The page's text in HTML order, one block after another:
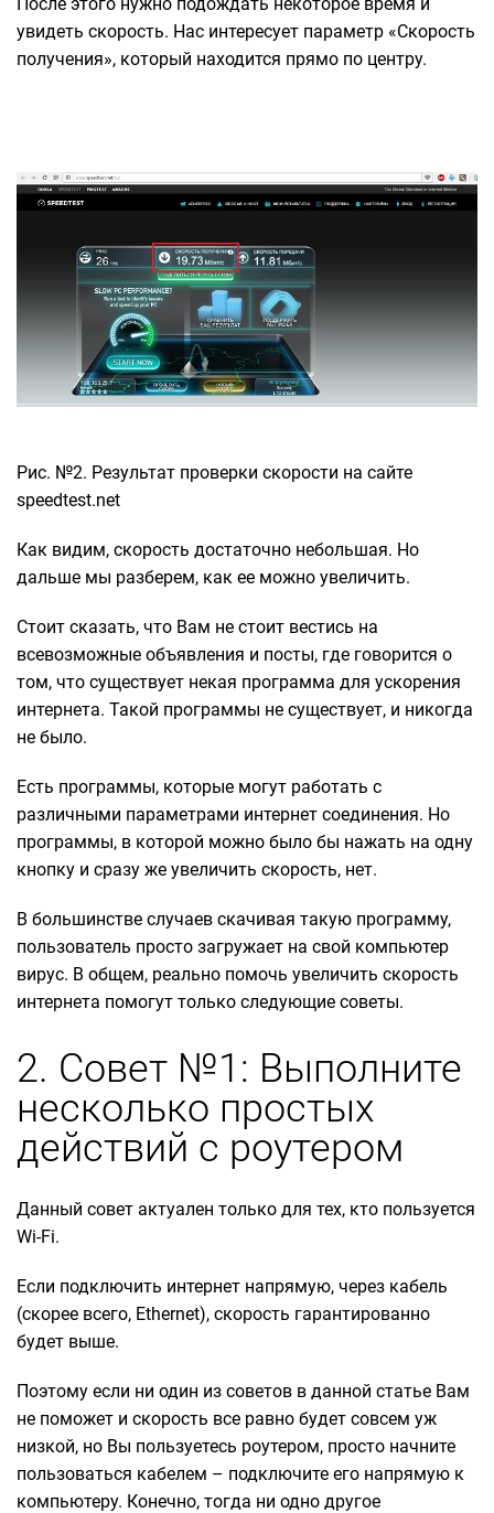
увидеть скорость. Нас интересует параметр «Скорость
получения», который находится прямо по центру.
Рис. №2. Результат проверки скорости на сайте
speedtest.net
Как видим, скорость достаточно небольшая. Но
дальше мы разберем, как ее можно увеличить.
Стоит сказать, что Вам не стоит вестись на
всевозможные объявления и посты, где говорится о
том, что существует некая программа для ускорения
интернета. Такой программы не существует, и никогда
не было.
Есть программы, которые могут работать с
различными параметрами интернет соединения. Но
программы, в которой можно было бы нажать на одну
кнопку и сразу же увеличить скорость, нет.
В большинстве случаев скачивая такую программу,
пользователь просто загружает на свой компьютер
вирус. В общем, реально помочь увеличить скорость
интернета помогут только следующие советы.
2. Совет №1: Выполните
несколько простых
действий с роутером
Данный совет актуален только для тех, кто пользуется
Wi-Fi.
Если подключить интернет напрямую, через кабель
(скорее всего, Ethernet), скорость гарантированно
будет выше.
Поэтому если ни один из советов в данной статье Вам
не поможет и скорость все равно будет совсем уж
низкой, но Вы пользуетесь роутером, просто начните
пользоваться кабелем – подключите его напрямую к
компьютеру. Конечно, тогда ни одно другое